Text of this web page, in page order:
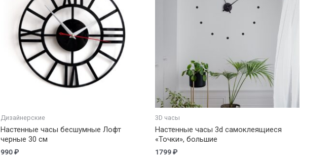
Дизайнерские
Настенные часы бесшумные Лофт
черные 30 см
990₽
3D часы
Настенные часы 3d самоклеящиеся
«Точки», большие
1799₽